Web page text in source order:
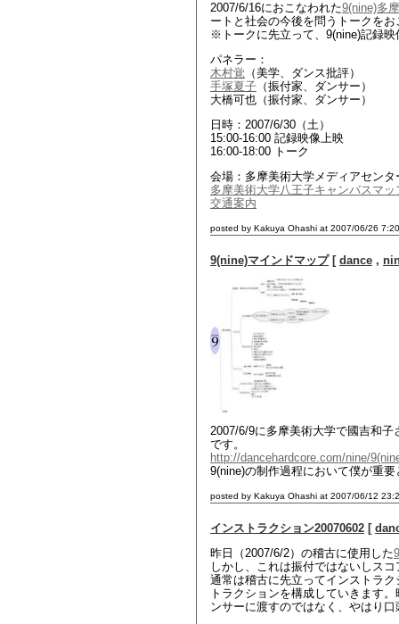
2007/6/16におこなわれた9(nine)多
ートと社会の今後を問うトークを
※トークに先立って、9(nine)記録映
パネラー：
木村覚 （美学、ダンス批評）
手塚夏子 （振付家、ダンサー）
大橋可也（振付家、ダンサー）
日時：2007/6/30（土）
15:00-16:00 記録映像上映
16:00-18:00 トーク
会場：多摩美術大学メディアセン
多摩美術大学八王子キャンバスマッ
交通案内
posted by Kakuya Ohashi at 2007/06/26
9(nine)マインドマップ[ dance ,
2007/6/9に多摩美術大学で國吉和
です。
http://dancehardcore.com/nine/
9(nine)の制作過程において僕が重
posted by Kakuya Ohashi at 2007/06/12
インストラクション20070602 [
昨日（2007/6/2）の稽古に使用した
しかし、これは振付ではないしス
通常は稽古に先立ってインストラ
トラクションを構成していきます
ンサーに渡すのではなく、やはり